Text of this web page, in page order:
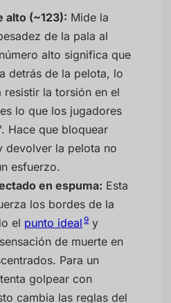
alto (~123): Mide la
de la pala al
alto significa que
detrás de la pelota, lo
resistir la torsión en el
lo que los jugadores
Hace que bloquear
devolver la pelota no
esfuerzo.
en espuma: Esta
los bordes de la
el punto ideal 9y
de muerte en
Para un
golpear con
cambia las reglas del